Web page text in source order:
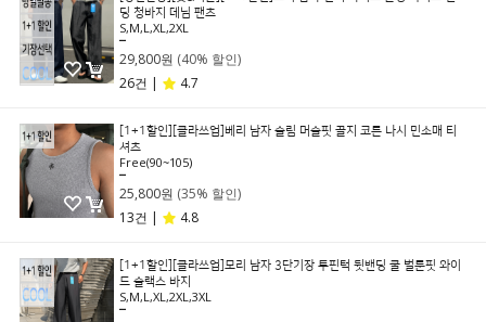
딩 청바지 데님 팬츠
S,M,L,XL,2XL
29,800원 (40% 할인)
26건 |
4.7
[1+1할인][클라쓰업]베리 남자 슬림 머슬핏 골지 코튼 나시 민소매 티
셔츠
Free(90~105)
25,800원 (35% 할인)
13건 |
4.8
[1+1할인][클라쓰업]모리 남자 3단기장 투핀턱 뒷밴딩 쿨 벌룬핏 와이
드 슬랙스 바지
S,M,L,XL,2XL,3XL